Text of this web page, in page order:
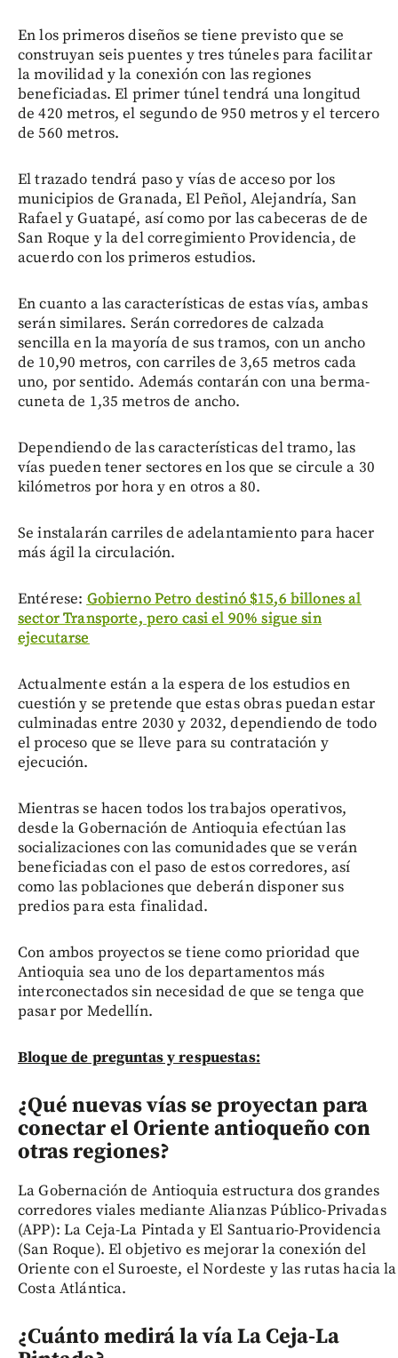
En los primeros diseños se tiene previsto que se
construyan seis puentes y tres túneles para facilitar
la movilidad y la conexión con las regiones
beneficiadas. El primer túnel tendrá una longitud
de 420 metros, el segundo de 950 metros y el tercero
de 560 metros.
El trazado tendrá paso y vías de acceso por los
municipios de Granada, El Peñol, Alejandría, San
Rafael y Guatapé, así como por las cabeceras de de
San Roque y la del corregimiento Providencia, de
acuerdo con los primeros estudios.
En cuanto a las características de estas vías, ambas
serán similares. Serán corredores de calzada
sencilla en la mayoría de sus tramos, con un ancho
de 10,90 metros, con carriles de 3,65 metros cada
uno, por sentido. Además contarán con una berma-
cuneta de 1,35 metros de ancho.
Dependiendo de las características del tramo, las
vías pueden tener sectores en los que se circule a 30
kilómetros por hora y en otros a 80.
Se instalarán carriles de adelantamiento para hacer
más ágil la circulación.
Entérese: Gobierno Petro destinó $15,6 billones al
sector Transporte, pero casi el 90% sigue sin
ejecutarse
Actualmente están a la espera de los estudios en
cuestión y se pretende que estas obras puedan estar
culminadas entre 2030 y 2032, dependiendo de todo
el proceso que se lleve para su contratación y
ejecución.
Mientras se hacen todos los trabajos operativos,
desde la Gobernación de Antioquia efectúan las
socializaciones con las comunidades que se verán
beneficiadas con el paso de estos corredores, así
como las poblaciones que deberán disponer sus
predios para esta finalidad.
Con ambos proyectos se tiene como prioridad que
Antioquia sea uno de los departamentos más
interconectados sin necesidad de que se tenga que
pasar por Medellín.
Bloque de preguntas y respuestas:
¿Qué nuevas vías se proyectan para
conectar el Oriente antioqueño con
otras regiones?
La Gobernación de Antioquia estructura dos grandes
corredores viales mediante Alianzas Público-Privadas
(APP): La Ceja-La Pintada y El Santuario-Providencia
(San Roque). El objetivo es mejorar la conexión del
Oriente con el Suroeste, el Nordeste y las rutas hacia la
Costa Atlántica.
¿Cuánto medirá la vía La Ceja-La